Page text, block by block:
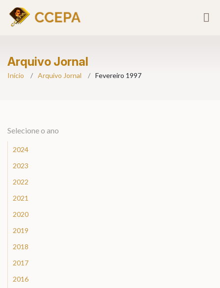
Arquivo Jornal
Início Arquivo Jornal Fevereiro 1997
Selecione o ano
2024
2023
2022
2021
2020
2019
2018
2017
2016